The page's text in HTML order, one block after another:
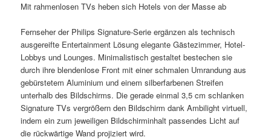
Mit rahmenlosen TVs heben sich Hotels von der Masse ab
Fernseher der Philips Signature-Serie ergänzen als technisch
ausgereifte Entertainment Lösung elegante Gästezimmer, Hotel-
Lobbys und Lounges. Minimalistisch gestaltet bestechen sie
durch ihre blendenlose Front mit einer schmalen Umrandung aus
gebürstetem Aluminium und einem silberfarbenen Streifen
unterhalb des Bildschirms. Die gerade einmal 3,5 cm schlanken
Signature TVs vergrößern den Bildschirm dank Ambilight virtuell,
indem ein zum jeweiligen Bildschirminhalt passendes Licht auf
die rückwärtige Wand projiziert wird.